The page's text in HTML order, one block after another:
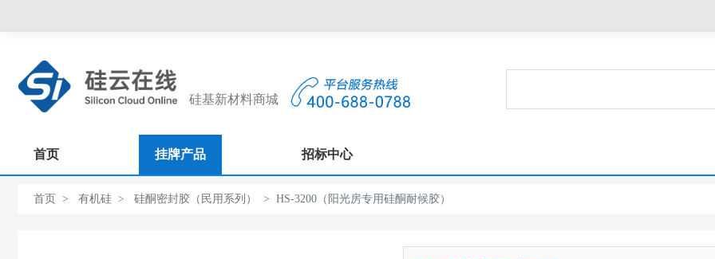
硅基新材料商城
首页 挂牌产品 招标中心
首页 有机硅 硅酮密封胶（民用系列） HS-3200（阳光房专用硅酮耐候胶）